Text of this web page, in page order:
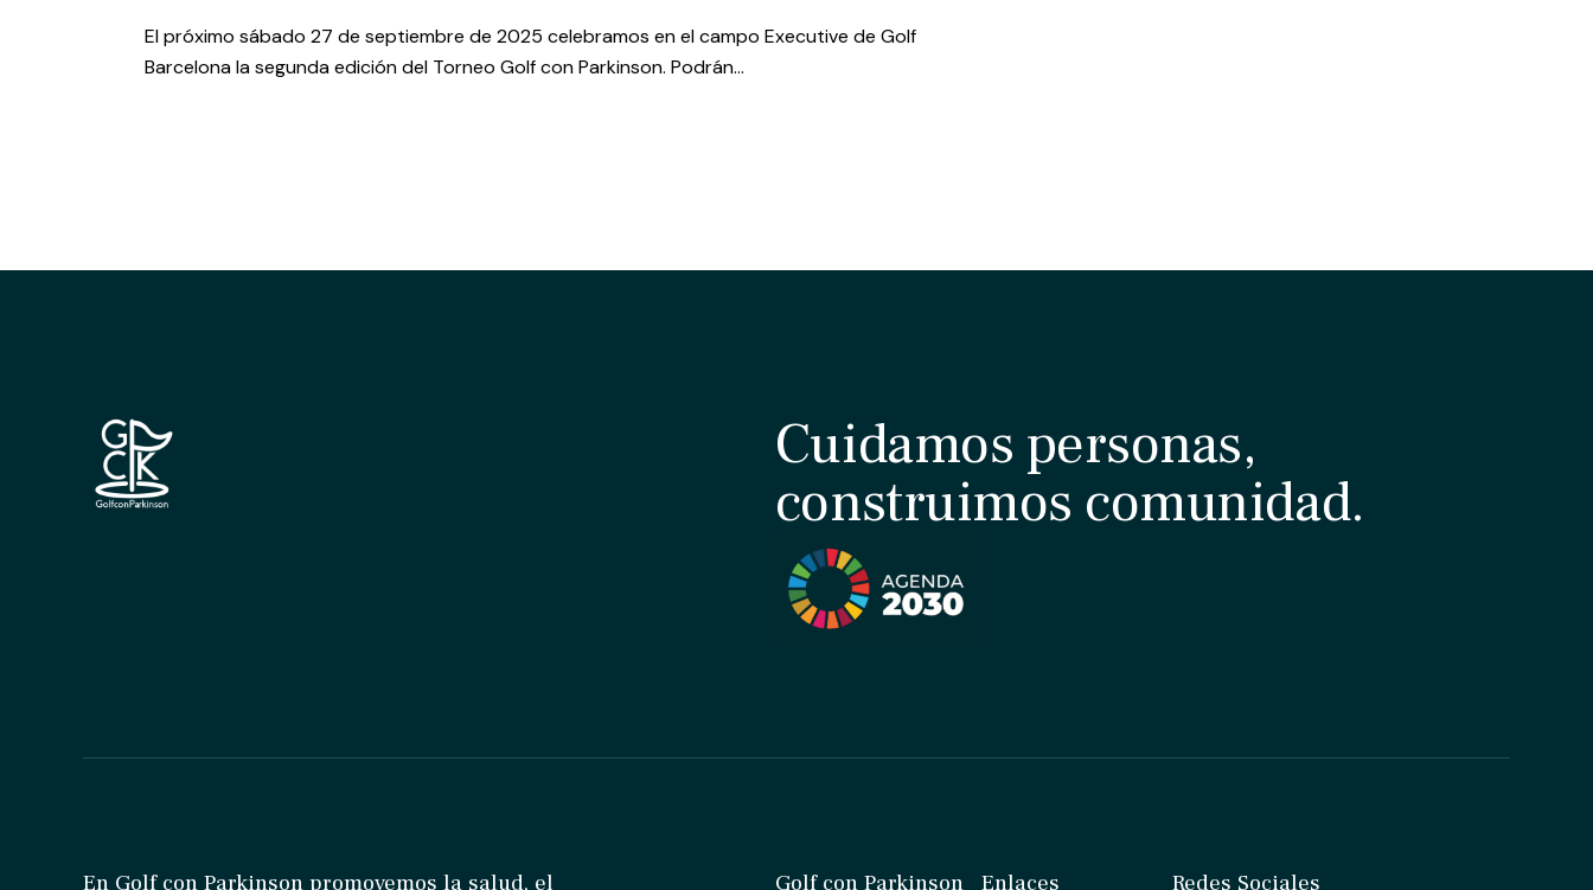
El próximo sábado 27 de septiembre de 2025 celebramos en el campo Executive de Golf
Barcelona la segunda edición del Torneo Golf con Parkinson. Podrán…
Cuidamos personas,
construimos comunidad.
En Golf con Parkinson promovemos la salud, el Golf con Parkinson Enlaces Redes Sociales